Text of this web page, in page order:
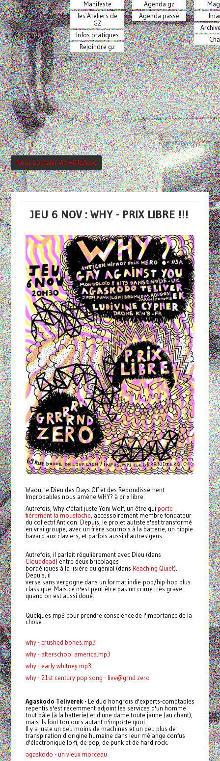
Manifeste
les Ateliers de
GZ
Infos pratiques
Rejoindre gz
Agenda gz
Agenda passé
Nous Soutenir Via HelloAsso
JEU 6 NOV : WHY - PRIX LIBRE !!!
Waou, le Dieu des Days Off et des Rebondissement
Improbables nous amène WHY? à prix libre.
Autrefois, Why c'était juste Yoni Wolf, un être qui porte
fièrement la moustache, accessoirementmembre fondateur
du collectif Anticon. Depuis, le projet autiste s'est transformé
en vrai groupe, avec un frère sournois à la batterie, un hippie
bavard aux claviers, et parfois aussi d'autres gens.
Autrefois, il parlait régulièrement avec Dieu (dans
Clouddead) entre deux bricolages
bordéliques à la lisière du génial (dans Reaching Quiet).
Depuis, il
verse sans vergogne dans un format indie-pop/hip-hop plus
classique. Mais ce n'est peut être pas un crime très grave
quand on est aussi doué.
Quelques mp3 pour prendre conscience de l'importance de la
chose :
why - crushed bones.mp3
why - afterschool america.mp3
why - early whitney.mp3
why - 21st century pop song - live@grnd zero
Agaskodo Teliverek- Le duo hongrois d'experts-comptables
repentis s'est récemment adjoint les services d'un homme
tout pâle (à la batterie) et d'une dame toute jaune (au chant),
mais ils font toujours autant n'importe quoi.
Il y a juste un peu moins de machines et un peu plus de
transpiration d'origine humaine dans leur mélange confus
d'électronique lo-fi, de pop, de punk et de hard rock.
agaskodo - un vieux morceau